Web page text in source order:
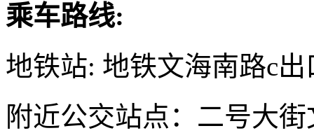
乘车路线:
地铁站: 地铁文海南路c出
附近公交站点：二号大